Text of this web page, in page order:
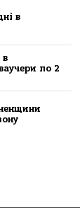
в
в
по 2